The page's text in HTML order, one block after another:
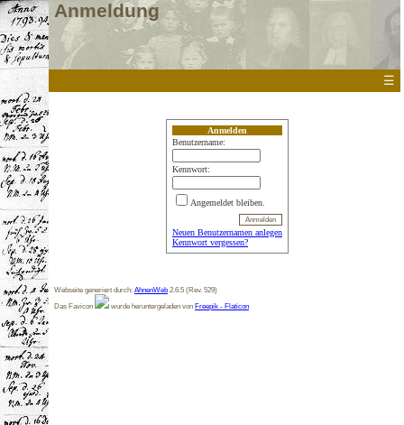
Anmeldung
☰
Anmelden
Benutzername:
Kennwort:
Angemeldet bleiben.
Neuen Benutzernamen anlegen
Kennwort vergessen?
Webseite generiert durch: AhnenWeb 2.6.5 (Rev. 529)
Das Favicon
wurde heruntergeladen von Freepik - Flaticon